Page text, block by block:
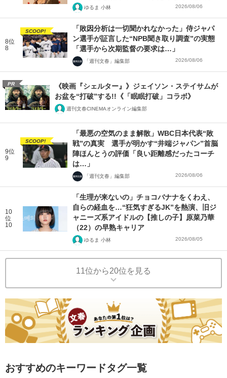
ゆるま 小林 2026/08/06
8位
8
SCOOP!
「敗因分析は一切聞かれなかった」侍ジャパ
ン選手が証言した“NPB聞き取り調査”の実態
「選手から次期監督の要求は…」
「週刊文春」編集部 2026/08/06
PR
《映画『シェルター』》ジェイソン・ステイサムが
お盆を“打破”する!!《「眠眠打破」コラボ》
週刊文春CINEMAオンライン編集部
9位
9
SCOOP!
「最悪の空気のまま解散」WBC日本代表“敗
戦”の真実 選手が明かす“井端ジャパン”首脳
陣ほんとうの評価「良い距離感だったコーチ
は…」
「週刊文春」編集部 2026/08/06
10
位
10
「生理が来ないの」チョコバナナをくわえ、
自らの経血を…“狂気すぎるJK”を熱演、旧ジ
ャニーズ系アイドルの【推しの子】原菜乃華
（22）の早熟キャリア
ゆるま 小林 2026/08/05
11位から20位を見る
おすすめのキーワードタグ一覧